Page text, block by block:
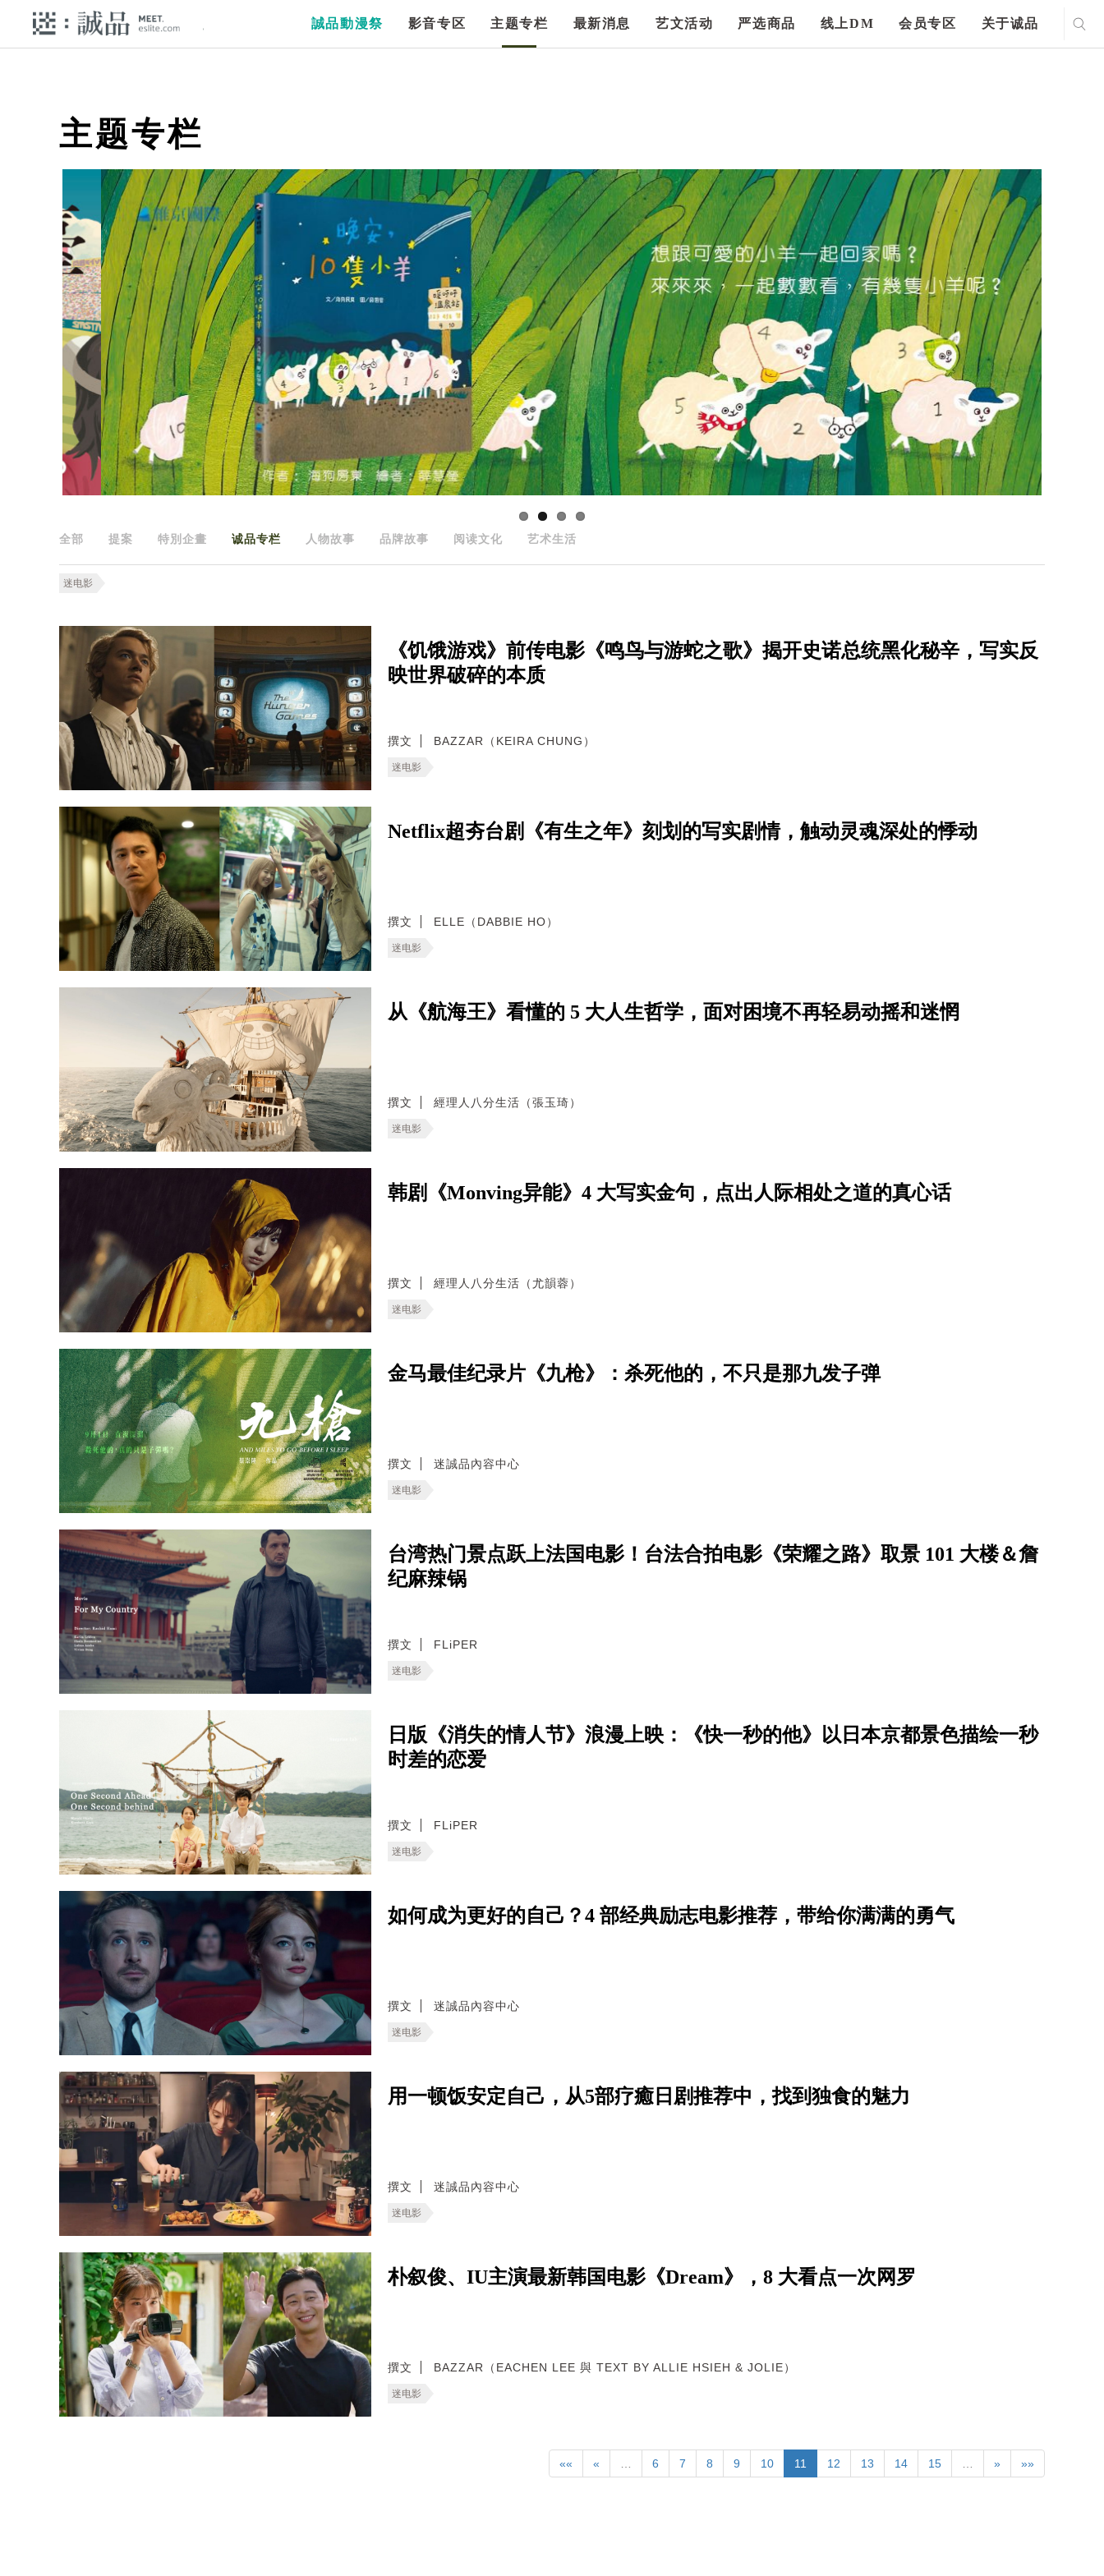
誠品動漫祭 影音专区 主题专栏 最新消息 艺文活动 严选商品 线上DM 会员专区 关于诚品
主题专栏
全部 提案 特別企畫 诚品专栏 人物故事 品牌故事 阅读文化 艺术生活
迷电影
《饥饿游戏》前传电影《鸣鸟与游蛇之歌》揭开史诺总统黑化秘辛，写实反
映世界破碎的本质
撰文 BAZZAR（KEIRA CHUNG）
迷电影
Netflix超夯台剧《有生之年》刻划的写实剧情，触动灵魂深处的悸动
撰文 ELLE（DABBIE HO）
迷电影
从《航海王》看懂的 5 大人生哲学，面对困境不再轻易动摇和迷惘
撰文 經理人八分生活（張玉琦）
迷电影
韩剧《Monving异能》4 大写实金句，点出人际相处之道的真心话
撰文 經理人八分生活（尤韻蓉）
迷电影
金马最佳纪录片《九枪》：杀死他的，不只是那九发子弹
撰文 迷誠品內容中心
迷电影
台湾热门景点跃上法国电影！台法合拍电影《荣耀之路》取景 101 大楼＆詹
纪麻辣锅
撰文 FLiPER
迷电影
日版《消失的情人节》浪漫上映：《快一秒的他》以日本京都景色描绘一秒
时差的恋爱
撰文 FLiPER
迷电影
如何成为更好的自己？4 部经典励志电影推荐，带给你满满的勇气
撰文 迷誠品內容中心
迷电影
用一顿饭安定自己，从5部疗癒日剧推荐中，找到独食的魅力
撰文 迷誠品內容中心
迷电影
朴叙俊、IU主演最新韩国电影《Dream》，8 大看点一次网罗
撰文 BAZZAR（EACHEN LEE 與 TEXT BY ALLIE HSIEH & JOLIE）
迷电影
«« « … 6 7 8 9 10 11 12 13 14 15 … » »»